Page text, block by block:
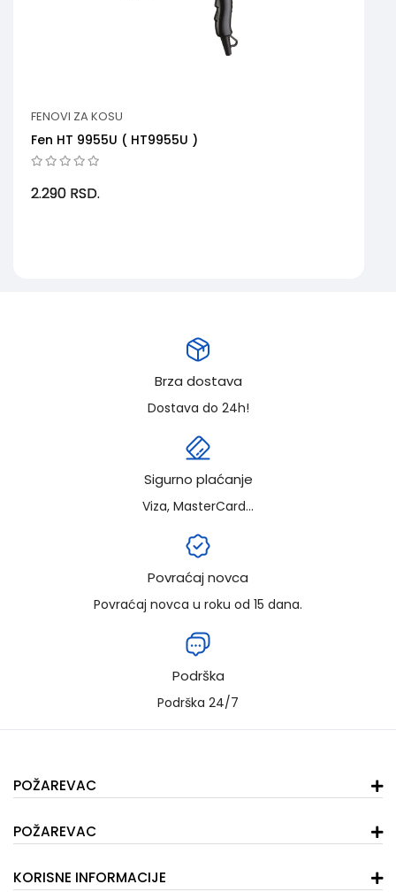
FENOVI ZA KOSU
Fen HT 9955U ( HT9955U )
2.290 RSD.
Brza dostava
Dostava do 24h!
Sigurno plaćanje
Viza, MasterCard...
Povraćaj novca
Povraćaj novca u roku od 15 dana.
Podrška
Podrška 24/7
POŽAREVAC
POŽAREVAC
KORISNE INFORMACIJE